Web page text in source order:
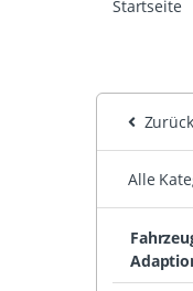
Startseite
Zurück
Alle